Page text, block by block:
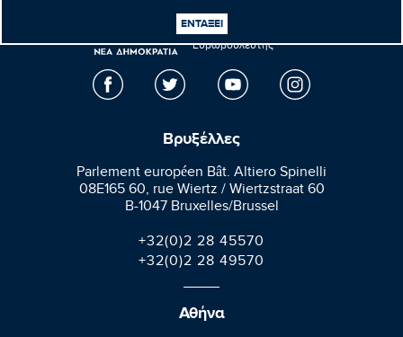
ΕΝΤΑΞΕΙ
Μανώλης
Κεφαλογιάννης
Ευρωβουλευτής
Βρυξέλλες
Parlement européen Bât. Altiero Spinelli
08E165 60, rue Wiertz / Wiertzstraat 60
B-1047 Bruxelles/Brussel
+32(0)2 28 45570
+32(0)2 28 49570
Αθήνα